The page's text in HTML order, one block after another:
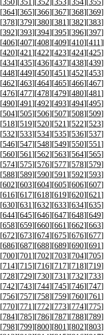
[364][365][366][367][368][369
[378][379][380][381][382][383
[392][393][394][395][396][397
[406][407][408][409][410][411
[420][421][422][423][424][425
[434][435][436][437][438][439
[448][449][450][451][452][453
[462][463][464][465][466][467
[476][477][478][479][480][481
[490][491][492][493][494][495
[504][505][506][507][508][509
[518][519][520][521][522][523
[532][533][534][535][536][537
[546][547][548][549][550][551
[560][561][562][563][564][565
[574][575][576][577][578][579
[588][589][590][591][592][593
[602][603][604][605][606][607
[616][617][618][619][620][621
[630][631][632][633][634][635
[644][645][646][647][648][649
[658][659][660][661][662][663
[672][673][674][675][676][677
[686][687][688][689][690][691
[700][701][702][703][704][705
[714][715][716][717][718][719
[728][729][730][731][732][733
[742][743][744][745][746][747
[756][757][758][759][760][761
[770][771][772][773][774][775
[784][785][786][787][788][789
[798][799][800][801][802][803